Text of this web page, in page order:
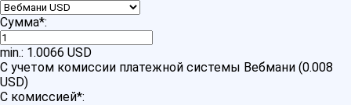
Сумма*:
min.: 1.0066 USD
С учетом комиссии платежной системы Вебмани (0.008
USD)
С комиссией*: